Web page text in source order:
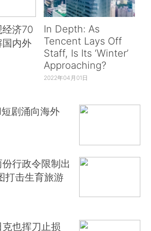
济70
内外
In Depth: As
Tencent Lays Off
Staff, Is Its ‘Winter’
Approaching?
2022年04月01日
剧涌向海外
行政令限制出
打击生育旅游
克也挥刀止损